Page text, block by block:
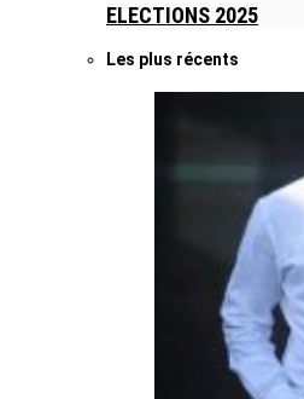
ELECTIONS 2025
Les plus récents